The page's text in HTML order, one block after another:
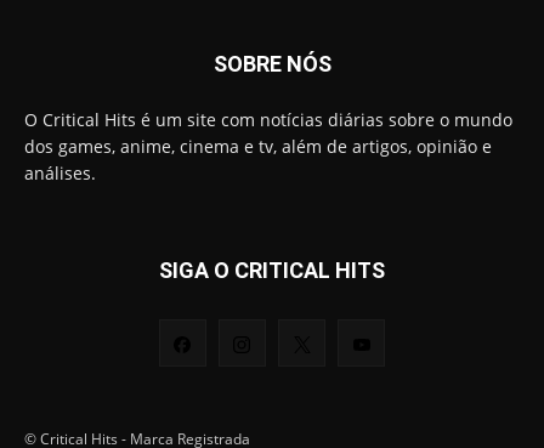
SOBRE NÓS
O Critical Hits é um site com notícias diárias sobre o mundo
dos games, anime, cinema e tv, além de artigos, opinião e
análises.
SIGA O CRITICAL HITS
© Critical Hits - Marca Registrada